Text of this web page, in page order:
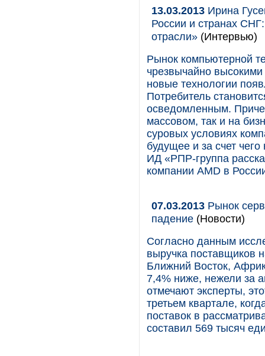
13.03.2013 Ирина
России и странах
отрасли» (Интервью)
Рынок компьютерной
чрезвычайно
новые технологии
Потребитель
осведомленным.
массовом, так и на
суровых условиях
будущее и за счет
ИД «РПР-группа
компании AMD в
07.03.2013 Рынок
падение (Новости)
Согласно данным
выручка поставщиков
Ближний Восток,
7,4% ниже, нежели за
отмечают эксперты,
третьем квартале,
поставок в
составил 569 тысяч